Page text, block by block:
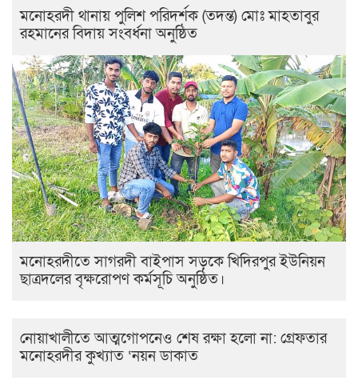
মনোহরদী থানায় পুলিশ পরিদর্শক (তদন্ত) মোঃ মাহতাবুর
রহমানের বিদায় সংবর্ধনা অনুষ্ঠিত
মনোহরদীতে সাগরদী বাইপাস সড়কে খিদিরপুর ইউনিয়ন
ছাত্রদলের বৃক্ষরোপণ কর্মসূচি অনুষ্ঠিত।
নোয়াখালীতে আত্মগোপনেও শেষ রক্ষা হলো না: গ্রেফতার
মনোহরদীর কুখ্যাত ‘নয়ন ডাকাত